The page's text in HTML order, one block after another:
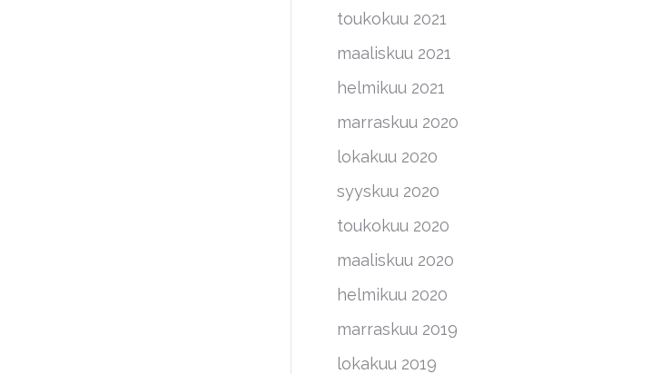
toukokuu 2021
maaliskuu 2021
helmikuu 2021
marraskuu 2020
lokakuu 2020
syyskuu 2020
toukokuu 2020
maaliskuu 2020
helmikuu 2020
marraskuu 2019
lokakuu 2019